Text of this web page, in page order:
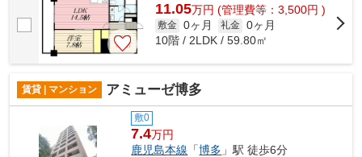
11.05万円 (管理費等：3,500円 )
敷金 0ヶ月 礼金 0ヶ月
10階 / 2LDK / 59.80㎡
賃貸 | マンション アミューゼ博多
敷0
7.4万円
鹿児島本線 「博多 」駅 徒歩6分